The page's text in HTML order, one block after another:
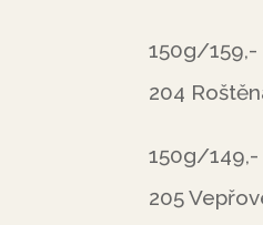
150g/159,-
204
150g/149,-
205